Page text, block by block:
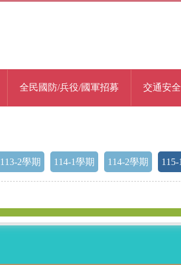
113-2學期 114-1學期 114-2學期
全民國防/兵役/國軍招募 交通安